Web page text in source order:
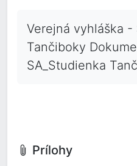
Verejná vyhláška -
Tančiboky
SA_Studienka
Prílohy